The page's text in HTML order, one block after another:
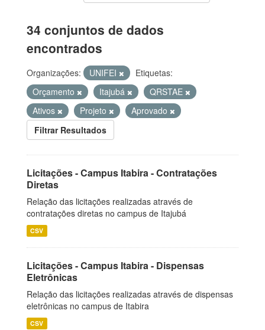
34 conjuntos de dados
encontrados
Organizações: UNIFEI
Etiquetas:
Orçamento
Itajubá
QRSTAE
Ativos
Projeto
Aprovado
Filtrar Resultados
Licitações - Campus Itabira - Contratações
Diretas
Relação das licitações realizadas através de
contratações diretas no campus de Itajubá
CSV
Licitações - Campus Itabira - Dispensas
Eletrônicas
Relação das licitações realizadas através de dispensas
eletrônicas no campus de Itabira
CSV